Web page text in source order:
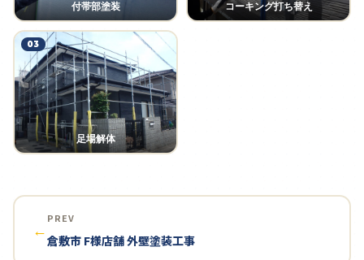
付帯部塗装 コーキング打ち替え
03
足場解体
←
PREV
倉敷市 F様店舗 外壁塗装工事